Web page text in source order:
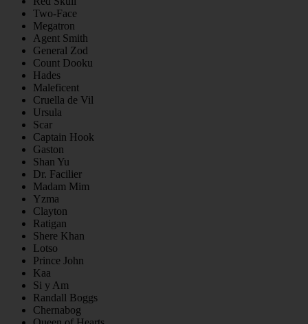
Two-Face
Megatron
Agent Smith
General Zod
Count Dooku
Hades
Maleficent
Cruella de Vil
Ursula
Scar
Captain Hook
Gaston
Shan Yu
Dr. Facilier
Madam Mim
Yzma
Clayton
Ratigan
Shere Khan
Lotso
Prince John
Kaa
Si y Am
Randall Boggs
Chernabog